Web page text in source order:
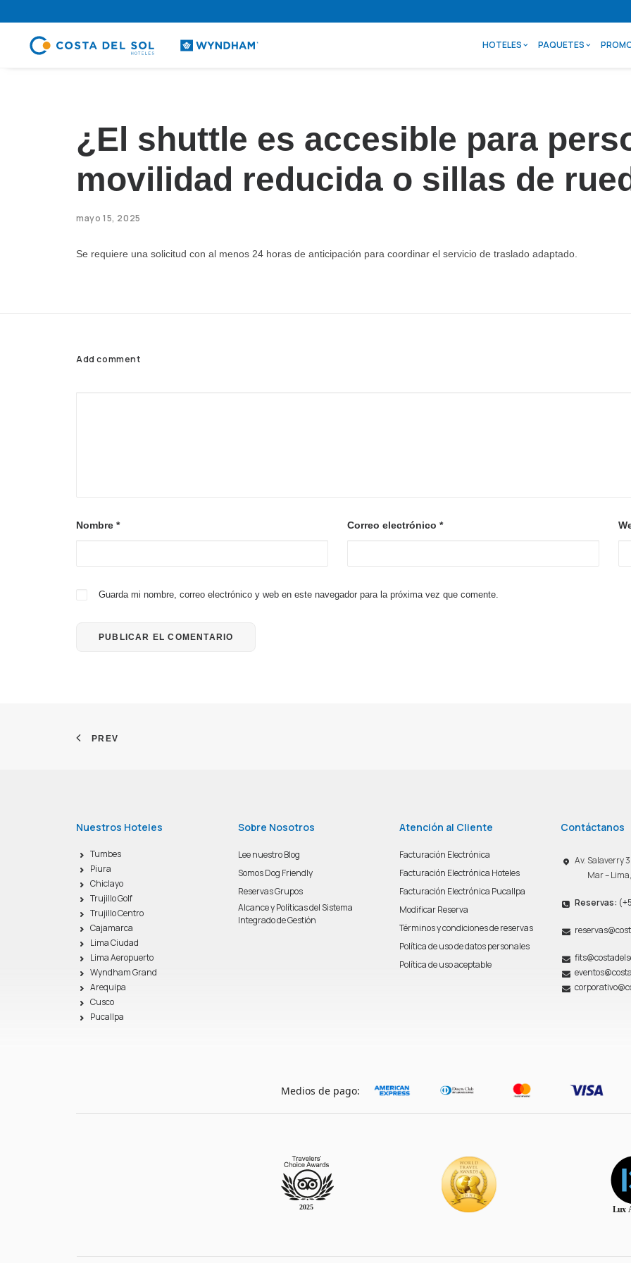
HOTELES PAQUETES
¿El shuttle es accesible para
movilidad reducida o sillas de
mayo 15, 2025
Se requiere una solicitud con al menos 24 horas de anticipación para coordinar el servicio de traslado adaptado.
Add comment
Nombre * Correo electrónico *
Guarda mi nombre, correo electrónico y web en este navegador para la próxima vez que comente.
PREV
Nuestros Hoteles
Tumbes
Piura
Chiclayo
Trujillo Golf
Trujillo Centro
Cajamarca
Lima Ciudad
Lima Aeropuerto
Wyndham Grand
Arequipa
Cusco
Pucallpa
Sobre Nosotros
Lee nuestro Blog
Somos Dog Friendly
Reservas Grupos
Alcance y Políticas del Sistema
Integrado de Gestión
Atención al Cliente
Facturación Electrónica
Facturación Electrónica Hoteles
Facturación Electrónica Pucallpa
Modificar Reserva
Términos y condiciones de reservas
Política de uso de datos personales
Política de uso aceptable
Contáctanos
Av. Salaverry
Mar –
Reservas:
Medios de pago: